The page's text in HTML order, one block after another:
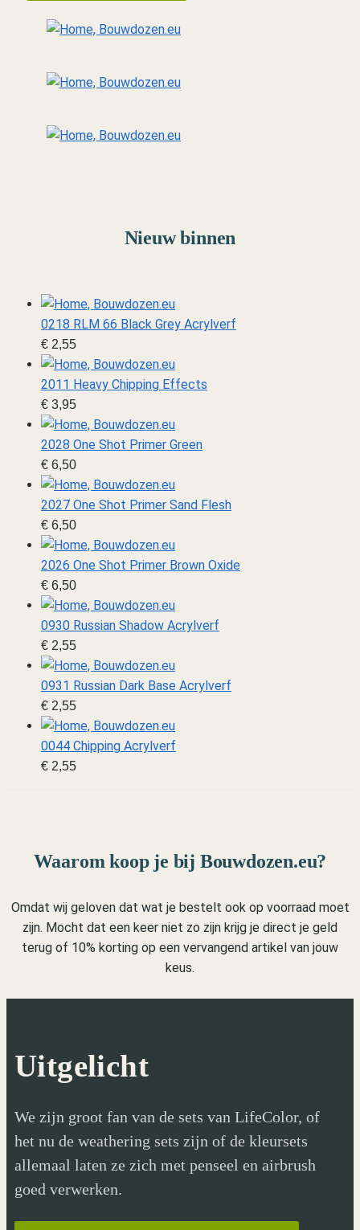
Nieuw binnen
0218 RLM 66 Black Grey Acrylverf
€ 2,55
2011 Heavy Chipping Effects
€ 3,95
2028 One Shot Primer Green
€ 6,50
2027 One Shot Primer Sand Flesh
€ 6,50
2026 One Shot Primer Brown Oxide
€ 6,50
0930 Russian Shadow Acrylverf
€ 2,55
0931 Russian Dark Base Acrylverf
€ 2,55
0044 Chipping Acrylverf
€ 2,55
Waarom koop je bij Bouwdozen.eu?
Omdat wij geloven dat wat je bestelt ook op voorraad moet
zijn. Mocht dat een keer niet zo zijn krijg je direct je geld
terug of 10% korting op een vervangend artikel van jouw
keus.
Uitgelicht
We zijn groot fan van de sets van LifeColor, of
het nu de weathering sets zijn of de kleursets
allemaal laten ze zich met penseel en airbrush
goed verwerken.